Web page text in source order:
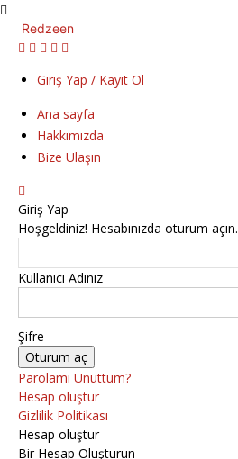
Redzeen
Giriş Yap / Kayıt Ol
Ana sayfa
Hakkımızda
Bize Ulaşın
Giriş Yap
Hoşgeldiniz! Hesabınızda oturum açın.
Kullanıcı Adınız
Şifre
Parolamı Unuttum?
Hesap oluştur
Gizlilik Politikası
Hesap oluştur
Bir Hesap Oluşturun